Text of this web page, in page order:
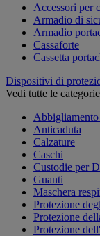
Accessori per
Armadio di
Armadio
Cassaforte
Cassetta
Dispositivi di
Vedi tutte le categorie
Anticaduta
Calzature
Caschi
Custodie per
Guanti
Maschera
Protezione
Protezione
Protezione